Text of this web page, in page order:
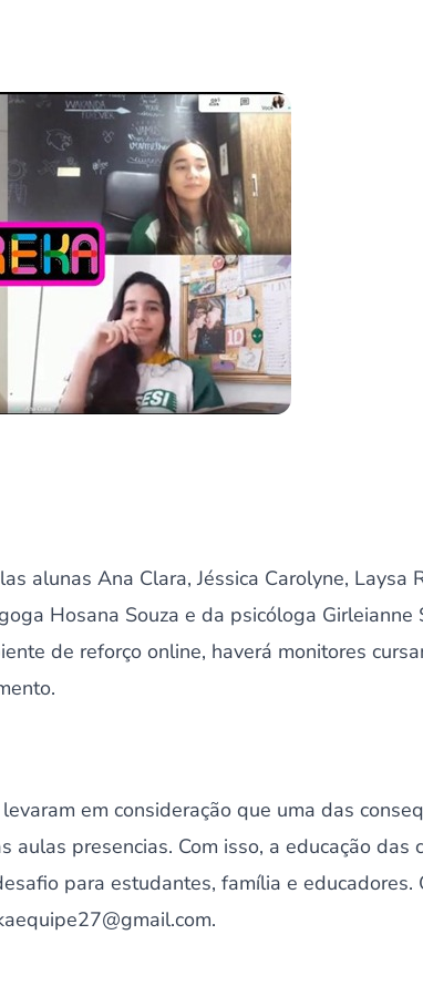
alunas Ana Clara, Jéssica Carolyne, Laysa
Hosana Souza e da psicóloga Girleianne
de reforço online, haverá monitores
em consideração que uma das
aulas presencias. Com isso, a educação das
para estudantes, família e educadores.